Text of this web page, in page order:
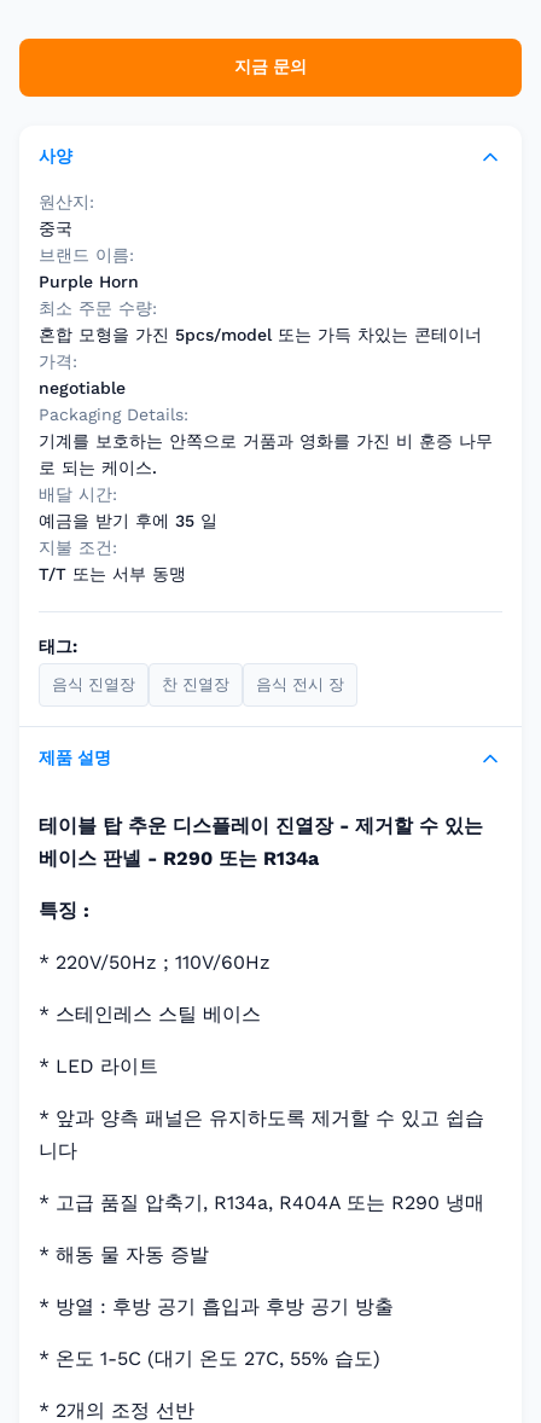
지금 문의
사양
원산지:
중국
브랜드 이름:
Purple Horn
최소 주문 수량:
혼합 모형을 가진 5pcs/model 또는 가득 차있는 콘테이너
가격:
negotiable
Packaging Details:
기계를 보호하는 안쪽으로 거품과 영화를 가진 비 훈증 나무
로 되는 케이스.
배달 시간:
예금을 받기 후에 35 일
지불 조건:
T/T 또는 서부 동맹
태그:
음식 진열장 찬 진열장 음식 전시 장
제품 설명
테이블 탑 추운 디스플레이 진열장 - 제거할 수 있는
베이스 판넬 - R290 또는 R134a
특징 :
* 220V/50Hz ; 110V/60Hz
* 스테인레스 스틸 베이스
* LED 라이트
* 앞과 양측 패널은 유지하도록 제거할 수 있고 쉽습
니다
* 고급 품질 압축기, R134a, R404A 또는 R290 냉매
* 해동 물 자동 증발
* 방열 : 후방 공기 흡입과 후방 공기 방출
* 온도 1-5C (대기 온도 27C, 55% 습도)
* 2개의 조정 선반